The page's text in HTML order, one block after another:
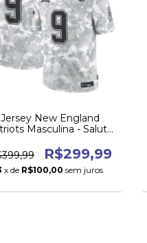
Jersey New England
Masculina - Salute
R$299,99
x de R$100,00 sem juros